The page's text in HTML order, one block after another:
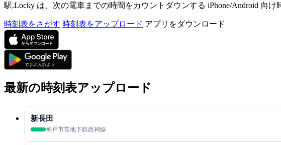
駅.Locky は、次の電車までの時間をカウントダウンする iPhone/Android 向
時刻表をさがす 時刻表をアップロード アプリをダウンロード
最新の時刻表アップロード
新長田
神戸市営地下鉄西神線